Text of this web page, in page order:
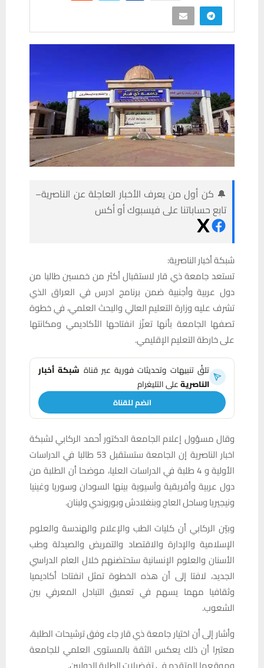
🔔 كن أول من يعرف الأخبار العاجلة عن الناصرية–
تابع حساباتنا على فيسبوك أو أكس
شبكة أخبار الناصرية:
تستعد جامعة ذي قار لاستقبال أكثر من خمسين طالبا من
دول عربية وأجنبية ضمن برنامج ادرس في العراق الذي
تشرف عليه وزارة التعليم العالي والبحث العلمي، في خطوة
تصفها الجامعة بأنها تعزّز انفتاحها الأكاديمي ومكانتها
على خارطة التعليم الإقليمي.
تلقَّ تنبيهات وتحديثات فورية عبر قناة شبكة أخبار
الناصريةعلى التليغرام
انضم للقناة
وقال مسؤول إعلام الجامعة الدكتور أحمد الركابي لشبكة
اخبار الناصرية إن الجامعة ستستقبل 53 طالبا في الدراسات
الأولية و 4 طلبة في الدراسات العليا، موضحا أن الطلبة من
دول عربية وأفريقية وآسيوية بينها السودان وسوريا وغينيا
ونيجيريا وساحل العاج وبنغلادش وبوروندي ولبنان.
وبيّن الركابي أن كليات الطب والإعلام والهندسة والعلوم
الإسلامية والإدارة والاقتصاد والتمريض والصيدلة وطب
الأسنان والعلوم الإنسانية ستحتضنهم خلال العام الدراسي
الجديد، لافتا إلى أن هذه الخطوة تمثل انفتاحا أكاديميا
وثقافيا مهما يسهم في تعميق التبادل المعرفي بين
الشعوب.
وأشار إلى أن اختيار جامعة ذي قار جاء وفق ترشيحات الطلبة،
معتبرا أن ذلك يعكس الثقة بالمستوى العلمي للجامعة